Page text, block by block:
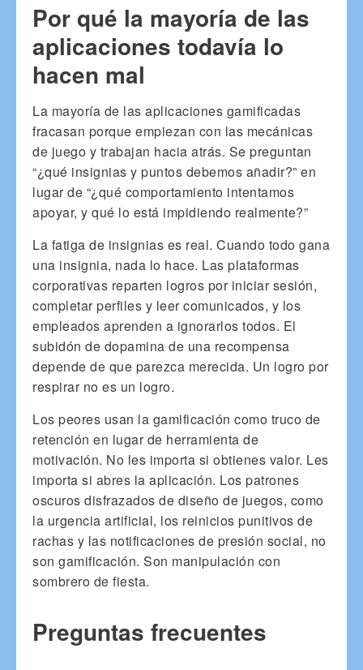
Por qué la mayoría de las
aplicaciones todavía lo
hacen mal
La mayoría de las aplicaciones gamificadas
fracasan porque empiezan con las mecánicas
de juego y trabajan hacia atrás. Se preguntan
“¿qué insignias y puntos debemos añadir?” en
lugar de “¿qué comportamiento intentamos
apoyar, y qué lo está impidiendo realmente?”
La fatiga de insignias es real. Cuando todo gana
una insignia, nada lo hace. Las plataformas
corporativas reparten logros por iniciar sesión,
completar perfiles y leer comunicados, y los
empleados aprenden a ignorarlos todos. El
subidón de dopamina de una recompensa
depende de que parezca merecida. Un logro por
respirar no es un logro.
Los peores usan la gamificación como truco de
retención en lugar de herramienta de
motivación. No les importa si obtienes valor. Les
importa si abres la aplicación. Los patrones
oscuros disfrazados de diseño de juegos, como
la urgencia artificial, los reinicios punitivos de
rachas y las notificaciones de presión social, no
son gamificación. Son manipulación con
sombrero de fiesta.
Preguntas frecuentes